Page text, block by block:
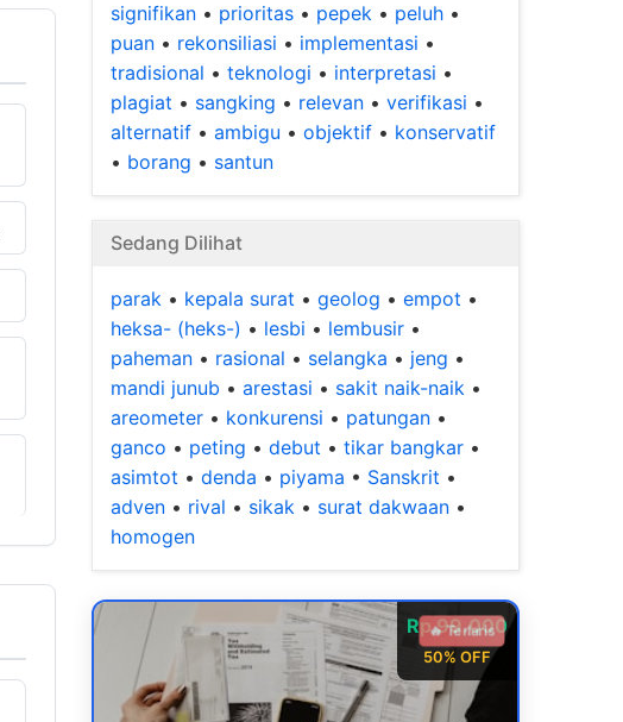
signifikan • prioritas • pepek • peluh •
puan • rekonsiliasi • implementasi •
tradisional • teknologi • interpretasi •
plagiat • sangking • relevan • verifikasi •
alternatif • ambigu • objektif • konservatif
• borang • santun
Sedang Dilihat
parak • kepala surat • geolog • empot •
heksa- (heks-) • lesbi • lembusir •
paheman • rasional • selangka • jeng •
mandi junub • arestasi • sakit naik-naik •
areometer • konkurensi • patungan •
ganco • peting • debut • tikar bangkar •
asimtot • denda • piyama • Sanskrit •
adven • rival • sikak • surat dakwaan •
homogen
Rp 99.000
50% OFF
🔥 Terlaris